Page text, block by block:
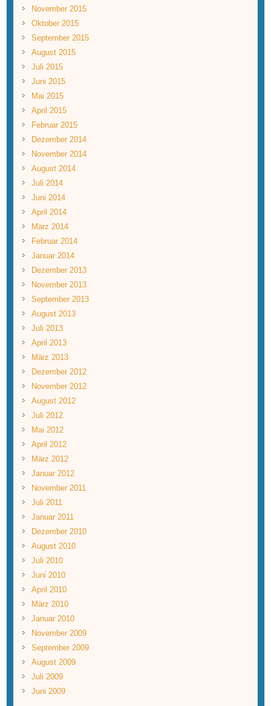
November 2015
Oktober 2015
September 2015
August 2015
Juli 2015
Juni 2015
Mai 2015
April 2015
Februar 2015
Dezember 2014
November 2014
August 2014
Juli 2014
Juni 2014
April 2014
März 2014
Februar 2014
Januar 2014
Dezember 2013
November 2013
September 2013
August 2013
Juli 2013
April 2013
März 2013
Dezember 2012
November 2012
August 2012
Juli 2012
Mai 2012
April 2012
März 2012
Januar 2012
November 2011
Juli 2011
Januar 2011
Dezember 2010
August 2010
Juli 2010
Juni 2010
April 2010
März 2010
Januar 2010
November 2009
September 2009
August 2009
Juli 2009
Juni 2009